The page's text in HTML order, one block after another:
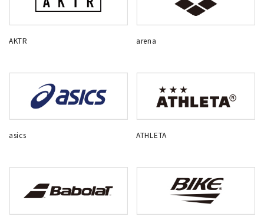
AKTR arena
asics ATHLETA